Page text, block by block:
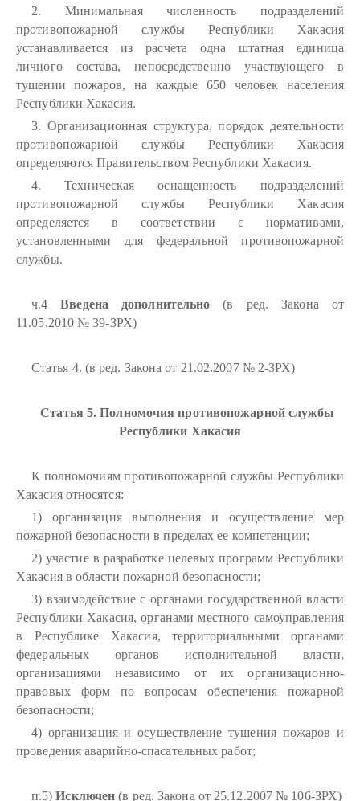
2. Минимальная численность подразделений
противопожарной службы Республики Хакасия
устанавливается из расчета одна штатная единица
личного состава, непосредственно участвующего в
тушении пожаров, на каждые 650 человек населения
Республики Хакасия.
3. Организационная структура, порядок деятельности
противопожарной службы Республики Хакасия
определяются Правительством Республики Хакасия.
4. Техническая оснащенность подразделений
противопожарной службы Республики Хакасия
определяется в соответствии с нормативами,
установленными для федеральной противопожарной
службы.
ч.4Введена дополнительно(в ред. Закона от
11.05.2010 № 39-ЗРХ)
Статья 4. (в ред. Закона от 21.02.2007 № 2-ЗРХ)
Статья 5. Полномочия противопожарной службы
Республики Хакасия
К полномочиям противопожарной службы Республики
Хакасия относятся:
1) организация выполнения и осуществление мер
пожарной безопасности в пределах ее компетенции;
2) участие в разработке целевых программ Республики
Хакасия в области пожарной безопасности;
3) взаимодействие с органами государственной власти
Республики Хакасия, органами местного самоуправления
в Республике Хакасия, территориальными органами
федеральных органов исполнительной власти,
организациями независимо от их организационно-
правовых форм по вопросам обеспечения пожарной
безопасности;
4) организация и осуществление тушения пожаров и
проведения аварийно-спасательных работ;
п.5)Исключен (в ред. Закона от 25.12.2007 № 106-ЗРХ)